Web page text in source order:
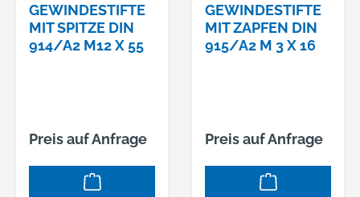
GEWINDESTIFTE
MIT SPITZE DIN
914/A2 M12 X 55
Preis auf Anfrage
GEWINDESTIFTE
MIT ZAPFEN DIN
915/A2 M 3 X 16
Preis auf Anfrage